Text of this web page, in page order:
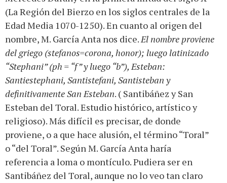
(La Región del Bierzo en los siglos centrales de la
Edad Media 1070-1250). En cuanto al origen del
nombre, M. García Anta nos dice.El nombre proviene
del griego (stefanos=corona, honor); luego latinizado
“Stephani” (ph = “f” y luego “b”), Esteban:
Santiestephani, Santistefani, Santisteban y
definitivamente San Esteban. ( Santibáñez y San
Esteban del Toral. Estudio histórico, artístico y
religioso). Más difícil es precisar, de donde
proviene, o a que hace alusión, el término “Toral”
o “del Toral”. Según M. García Anta haría
referencia a loma o montículo. Pudiera ser en
Santibáñez del Toral, aunque no lo veo tan claro